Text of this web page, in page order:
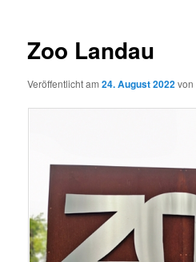
Zoo Landau
Veröffentlicht am24. August 2022von